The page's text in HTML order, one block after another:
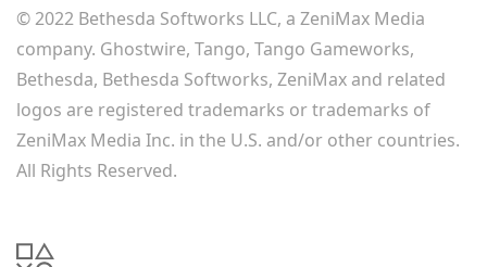
© 2022 Bethesda Softworks LLC, a ZeniMax Media
company. Ghostwire, Tango, Tango Gameworks,
Bethesda, Bethesda Softworks, ZeniMax and related
logos are registered trademarks or trademarks of
ZeniMax Media Inc. in the U.S. and/or other countries.
All Rights Reserved.